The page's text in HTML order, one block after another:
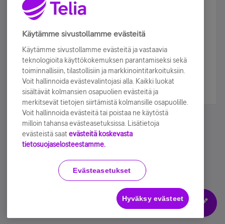
Älä jää paitsi – osallistu ja voita!
Tilaa Telian uutiskirje ja olet mukana arvonnassa.
sähköpostiisi.
Tilaa nyt
Käyttöehdot Accessibility statement
Evästeasetukset
Käytämme sivustollamme evästeitä
Käytämme sivustollamme evästeitä ja vastaavia
teknologioita käyttökokemuksen parantamiseksi sekä
toiminnallisiin, tilastollisiin ja markkinointitarkoituksiin.
Voit hallinnoida evästevalintojasi alla. Kaikki luokat
sisältävät kolmansien osapuolien evästeitä ja
merkitsevät tietojen siirtämistä kolmansille osapuolille.
Voit hallinnoida evästeitä tai poistaa ne käytöstä
milloin tahansa evästeasetuksissa. Lisätietoja
evästeistä saat evästeitä koskevasta
tietosuojaselosteestamme.
Evästeasetukset
Hyväksy evästeet